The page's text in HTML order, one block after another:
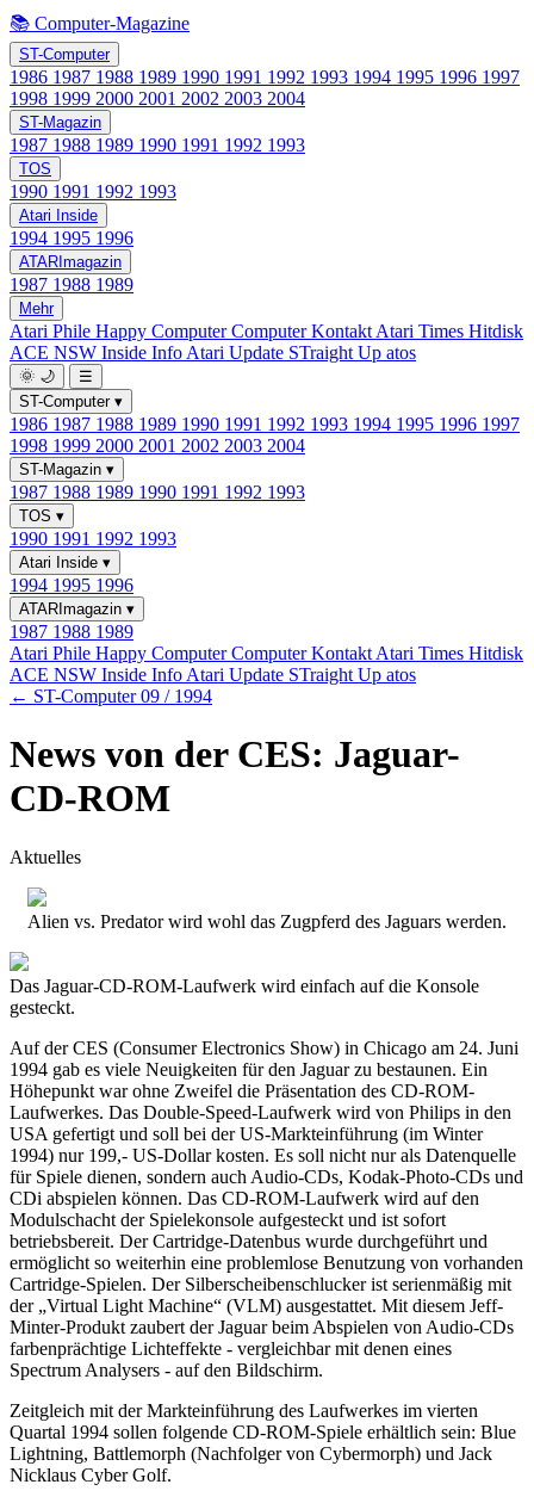
📚 Computer-Magazine
ST-Computer
1986 1987 1988 1989 1990 1991 1992 1993 1994 1995 1996 1997
1998 1999 2000 2001 2002 2003 2004
ST-Magazin
1987 1988 1989 1990 1991 1992 1993
TOS
1990 1991 1992 1993
Atari Inside
1994 1995 1996
ATARImagazin
1987 1988 1989
Mehr
Atari Phile Happy ComputerComputer Kontakt Atari Times Hitdisk
ACE NSW Inside Info Atari Update STraight Up atos
🌞 🌙
☰
ST-Computer ▾
1986 1987 1988 1989 1990 1991 1992 1993 1994 1995 1996 1997
1998 1999 2000 2001 2002 2003 2004
ST-Magazin ▾
1987 1988 1989 1990 1991 1992 1993
TOS ▾
1990 1991 1992 1993
Atari Inside ▾
1994 1995 1996
ATARImagazin ▾
1987 1988 1989
Atari Phile Happy ComputerComputer Kontakt Atari Times Hitdisk
ACE NSW Inside Info Atari Update STraight Up atos
← ST-Computer 09 / 1994
News von der CES: Jaguar-
CD-ROM
Aktuelles
Alien vs. Predator wird wohl das Zugpferd des Jaguars werden.
Das Jaguar-CD-ROM-Laufwerk wird einfach auf die Konsole
gesteckt.
Auf der CES (Consumer Electronics Show) in Chicago am 24. Juni
1994 gab es viele Neuigkeiten für den Jaguar zu bestaunen. Ein
Höhepunkt war ohne Zweifel die Präsentation des CD-ROM-
Laufwerkes. Das Double-Speed-Laufwerk wird von Philips in den
USA gefertigt und soll bei der US-Markteinführung (im Winter
1994) nur 199,- US-Dollar kosten. Es soll nicht nur als Datenquelle
für Spiele dienen, sondern auch Audio-CDs, Kodak-Photo-CDs und
CDi abspielen können. Das CD-ROM-Laufwerk wird auf den
Modulschacht der Spielekonsole aufgesteckt und ist sofort
betriebsbereit. Der Cartridge-Datenbus wurde durchgeführt und
ermöglicht so weiterhin eine problemlose Benutzung von vorhanden
Cartridge-Spielen. Der Silberscheibenschlucker ist serienmäßig mit
der „Virtual Light Machine“ (VLM) ausgestattet. Mit diesem Jeff-
Minter-Produkt zaubert der Jaguar beim Abspielen von Audio-CDs
farbenprächtige Lichteffekte - vergleichbar mit denen eines
Spectrum Analysers - auf den Bildschirm.
Zeitgleich mit der Markteinführung des Laufwerkes im vierten
Quartal 1994 sollen folgende CD-ROM-Spiele erhältlich sein: Blue
Lightning, Battlemorph (Nachfolger von Cybermorph) und Jack
Nicklaus Cyber Golf.